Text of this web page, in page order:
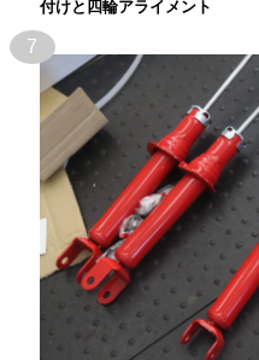
付けと四輪アライメント
7